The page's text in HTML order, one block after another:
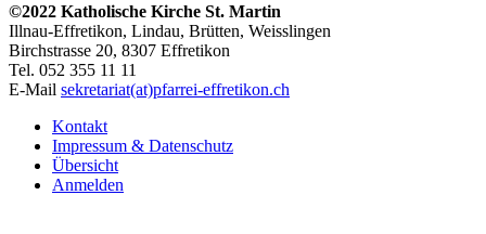
©2022 Katholische Kirche St. Martin
Illnau-Effretikon, Lindau, Brütten, Weisslingen
Birchstrasse 20, 8307 Effretikon
Tel. 052 355 11 11
E-Mail sekretariat(at)pfarrei-effretikon.ch
Kontakt
Impressum & Datenschutz
Übersicht
Anmelden